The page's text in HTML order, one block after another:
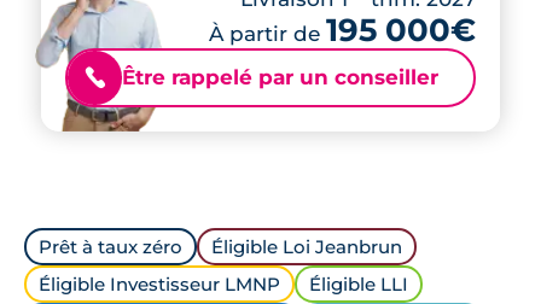
À partir de 195 000€
📞 Être rappelé par un conseiller
Prêt à taux zéro
Éligible Loi Jeanbrun
Éligible Investisseur LMNP
Éligible LLI